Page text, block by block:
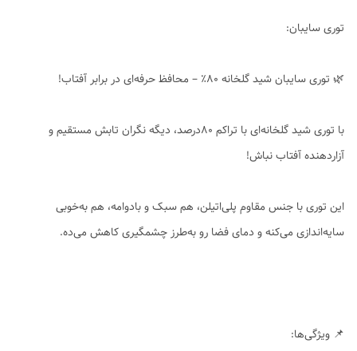
توری سایبان:
🌿 توری سایبان شید گلخانه ۸۰٪ – محافظ حرفه‌ای در برابر آفتاب!
با توری شید گلخانه‌ای با تراکم ۸۰درصد، دیگه نگران تابش مستقیم و
آزاردهنده آفتاب نباش!
این توری با جنس مقاوم پلی‌اتیلن، هم سبک و بادوامه، هم به‌خوبی
سایه‌اندازی می‌کنه و دمای فضا رو به‌طرز چشمگیری کاهش می‌ده.
📌 ویژگی‌ها: